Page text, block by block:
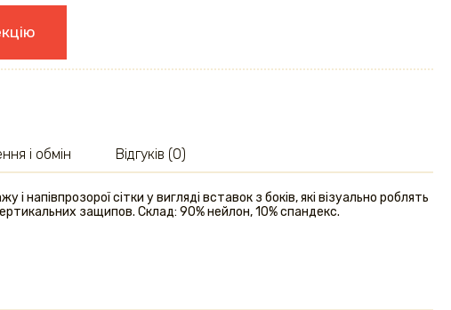
і напівпрозорої сітки у вигляді вставок з боків, які візуально роблять
защипов. Склад: 90% нейлон, 10% спандекс.
і обмін Відгуків (0)